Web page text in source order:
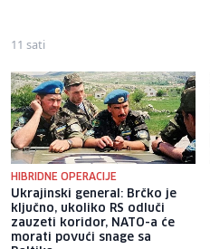
11 sati
HIBRIDNE OPERACIJE
Ukrajinski general: Brčko je
ključno, ukoliko RS odluči
zauzeti koridor, NATO-a će
morati povući snage sa